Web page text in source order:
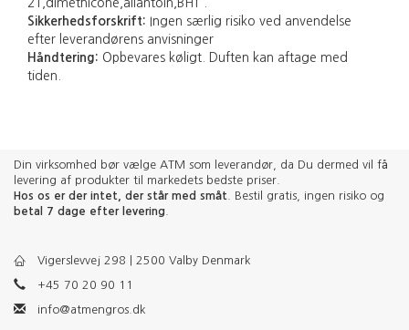
21,dimethicone,allantoin,BHT .
Sikkerhedsforskrift: Ingen særlig risiko ved anvendelse
efter leverandørens anvisninger
Håndtering: Opbevares køligt. Duften kan aftage med
tiden.
Din virksomhed bør vælge ATM som leverandør, da Du dermed vil få
levering af produkter til markedets bedste priser.
Hos os er der intet, der står med småt . Bestil gratis, ingen risiko og
betal 7 dage efter levering
Vigerslevvej 298 | 2500 Valby Denmark
+45 70 20 90 11
info@atmengros.dk